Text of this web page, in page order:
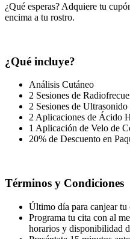
¿Qué esperas? Adquiere tu
encima a tu rostro.
¿Qué incluye?
Análisis Cutáneo
2 Sesiones de
2 Sesiones de Ultrasonido
2 Aplicaciones de Ácido
1 Aplicación de Velo de
20% de Descuento en
Términos y Condiciones
Último día para canjear
Programa tu cita con al
horarios y disponibilidad